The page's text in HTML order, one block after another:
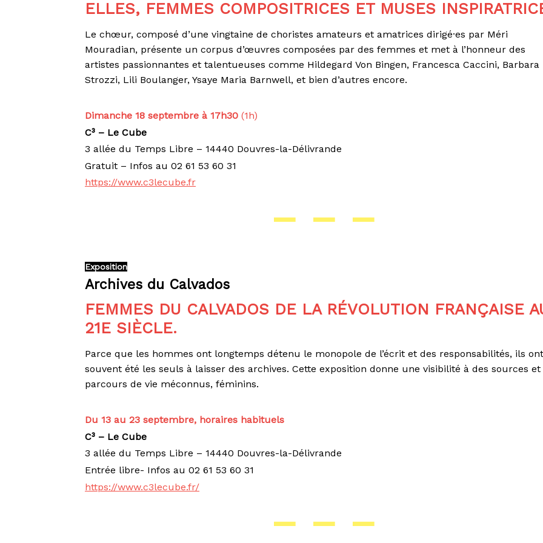
ELLES, FEMMES COMPOSITRICES ET MUSES
Le chœur, composé d’une vingtaine de choristes amateurs et amatrices dirigé·es par Méri
Mouradian, présente un corpus d’œuvres composées par des femmes et met à l’honneur des
artistes passionnantes et talentueuses comme Hildegard Von Bingen, Francesca Caccini, Barbara
Strozzi, Lili Boulanger, Ysaye Maria Barnwell, et bien d’autres encore.
Dimanche 18 septembre à 17h30 (1h)
C³ – Le Cube
3 allée du Temps Libre – 14440 Douvres-la-Délivrande
Gratuit – Infos au 02 61 53 60 31
https://www.c3lecube.fr
– – –
Exposition
Archives du Calvados
FEMMES DU CALVADOS DE LA RÉVOLUTION FRANÇAISE
21E SIÈCLE.
Parce que les hommes ont longtemps détenu le monopole de l’écrit et des responsabilités, ils
souvent été les seuls à laisser des archives. Cette exposition donne une visibilité à des sources et
parcours de vie méconnus, féminins.
Du 13 au 23 septembre, horaires habituels
C³ – Le Cube
3 allée du Temps Libre – 14440 Douvres-la-Délivrande
Entrée libre- Infos au 02 61 53 60 31
https://www.c3lecube.fr/
– – –